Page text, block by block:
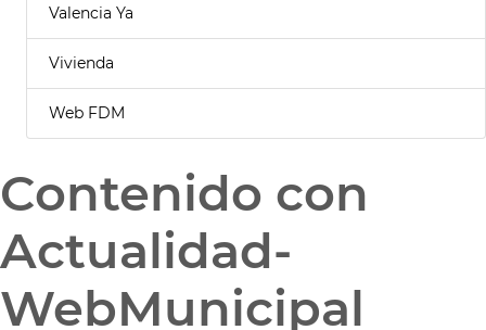
Valencia Ya
Vivienda
Web FDM
Contenido con
Actualidad-
WebMunicipal